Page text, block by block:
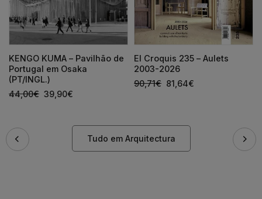
KENGO KUMA – Pavilhão de
Portugal em Osaka
(PT/INGL.)
44,00€ 39,90€
El Croquis 235 – Aulets
2003-2026
90,71€ 81,64€
Tudo em Arquitectura